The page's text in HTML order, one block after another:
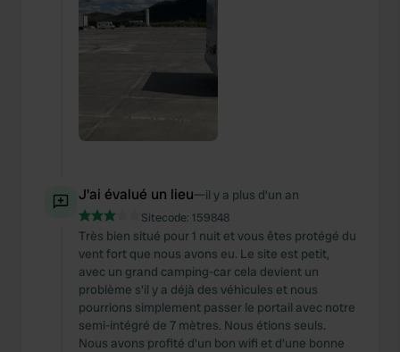
J'ai évalué un lieu—il y a plus d’un an
Sitecode: 159848
Très bien situé pour 1 nuit et vous êtes protégé du
vent fort que nous avons eu. Le site est petit,
avec un grand camping-car cela devient un
problème s'il y a déjà des véhicules et nous
pourrions simplement passer le portail avec notre
semi-intégré de 7 mètres. Nous étions seuls.
Nous avons profité d'un bon wifi et d'une bonne